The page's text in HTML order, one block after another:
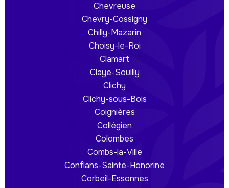
Chevreuse
Chevry-Cossigny
Chilly-Mazarin
Choisy-le-Roi
Clamart
Claye-Souilly
Clichy
Clichy-sous-Bois
Coignières
Collégien
Colombes
Combs-la-Ville
Conflans-Sainte-Honorine
Corbeil-Essonnes